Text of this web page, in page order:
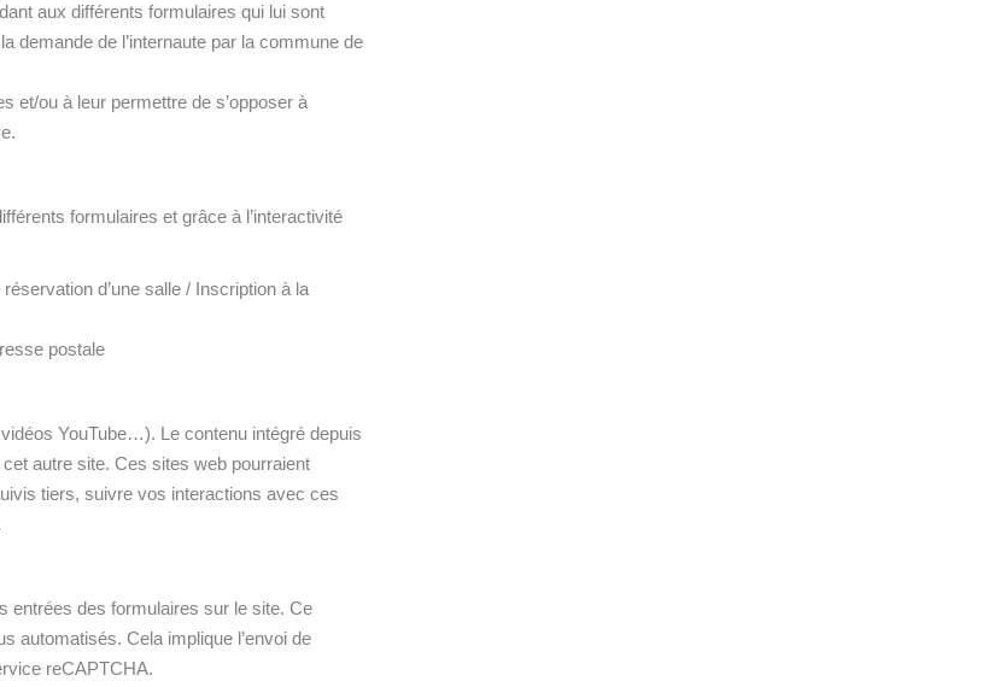
aux différents formulaires qui lui sont
demande de l’internaute par la commune de
et/ou à leur permettre de s’opposer à
formulaires et grâce à l’interactivité
d’une salle / Inscription à la
postale
YouTube…). Le contenu intégré depuis
autre site. Ces sites web pourraient
tiers, suivre vos interactions avec ces
entrées des formulaires sur le site. Ce
automatisés. Cela implique l’envoi de
reCAPTCHA.